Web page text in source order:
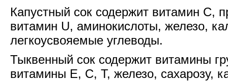
Капустный сок содержит витамин С,
витамин U, аминокислоты, железо,
легкоусвояемые углеводы.
Тыквенный сок содержит витамины
витамины Е, С, Т, железо, сахарозу,